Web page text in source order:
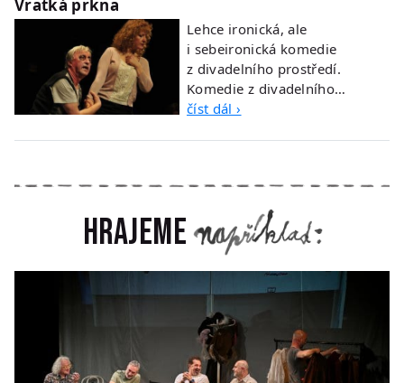
Vratká prkna
Lehce ironická, ale
i sebeironická komedie
z divadelního prostředí.
Komedie z divadelního…
číst dál ›
Hrajeme